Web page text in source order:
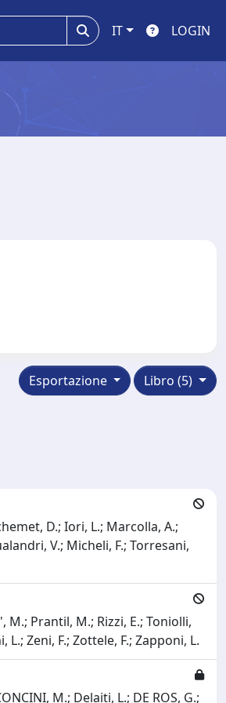
IT LOGIN
Libro (5)
Esportazione
D.; Iori, L.; Marcolla, A.;
V.; Micheli, F.; Torresani,
M.; Prantil, M.; Rizzi, E.; Toniolli,
Zeni, F.; Zottele, F.; Zapponi, L.
M.; Delaiti, L.; DE ROS, G.;